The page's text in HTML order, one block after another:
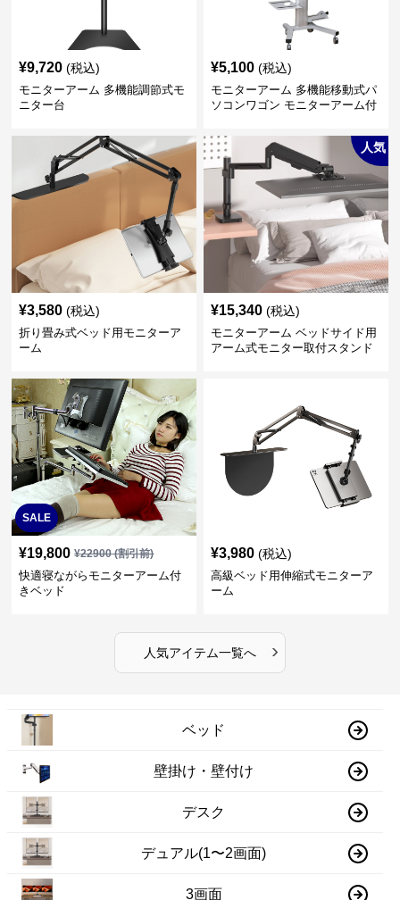
¥9,720 (税込)
モニターアーム 多機能調節式モ
ニター台
¥5,100 (税込)
モニターアーム 多機能移動式パ
ソコンワゴン モニターアーム付
¥3,580 (税込)
折り畳み式ベッド用モニターア
ーム
人気
¥15,340 (税込)
モニターアーム ベッドサイド用
アーム式モニター取付スタンド
SALE
¥19,800 ¥22900(割引前)
快適寝ながらモニターアーム付
きベッド
¥3,980 (税込)
高級ベッド用伸縮式モニターア
ーム
人気アイテム一覧へ ›
ベッド
壁掛け・壁付け
デスク
デュアル(1〜2画面)
3画面